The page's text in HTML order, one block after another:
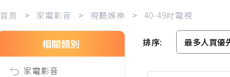
衛生紙
Iphone 17
電冰箱、冷凍櫃
筆電、桌機
紙本票券
首頁 > 家電影音 > 視聽娛樂 > 40-49吋電視
相關類別
家電影音
排序: